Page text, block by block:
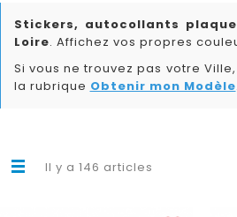
Stickers, autocollants
Loire. Affichez vos propres
Si vous ne trouvez pas votre
la rubrique Obtenir mon Modèle
Il y a 146 articles